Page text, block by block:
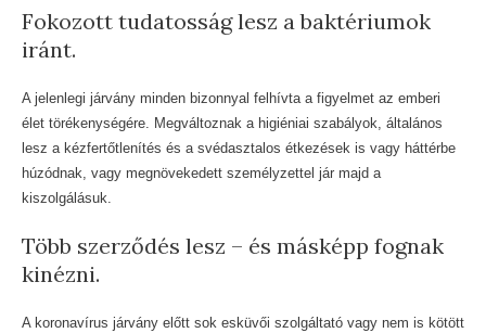
Fokozott tudatosság lesz a baktériumok
iránt.
A jelenlegi járvány minden bizonnyal felhívta a figyelmet az emberi
élet törékenységére. Megváltoznak a higiéniai szabályok, általános
lesz a kézfertőtlenítés és a svédasztalos étkezések is vagy háttérbe
húzódnak, vagy megnövekedett személyzettel jár majd a
kiszolgálásuk.
Több szerződés lesz – és másképp fognak
kinézni.
A koronavírus járvány előtt sok esküvői szolgáltató vagy nem is kötött